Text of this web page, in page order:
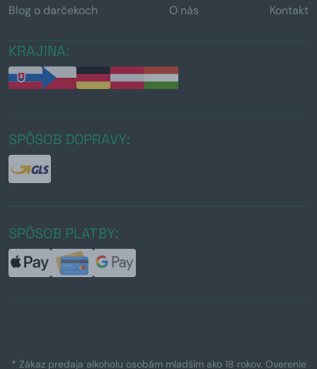
Blog o darčekoch O nás Kontakt
KRAJINA:
SPÔSOB DOPRAVY:
SPÔSOB PLATBY:
* Zákaz predaja alkoholu osobám mladším ako 18 rokov. Overenie